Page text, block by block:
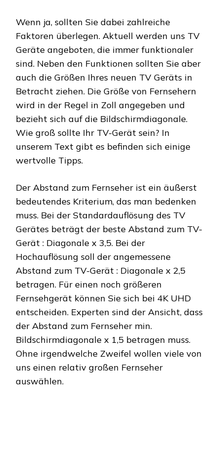
Wenn ja, sollten Sie dabei zahlreiche
Faktoren überlegen. Aktuell werden uns TV
Geräte angeboten, die immer funktionaler
sind. Neben den Funktionen sollten Sie aber
auch die Größen Ihres neuen TV Geräts in
Betracht ziehen. Die Größe von Fernsehern
wird in der Regel in Zoll angegeben und
bezieht sich auf die Bildschirmdiagonale.
Wie groß sollte Ihr TV-Gerät sein? In
unserem Text gibt es befinden sich einige
wertvolle Tipps.
Der Abstand zum Fernseher ist ein äußerst
bedeutendes Kriterium, das man bedenken
muss. Bei der Standardauflösung des TV
Gerätes beträgt der beste Abstand zum TV-
Gerät : Diagonale x 3,5. Bei der
Hochauflösung soll der angemessene
Abstand zum TV-Gerät : Diagonale x 2,5
betragen. Für einen noch größeren
Fernsehgerät können Sie sich bei 4K UHD
entscheiden. Experten sind der Ansicht, dass
der Abstand zum Fernseher min.
Bildschirmdiagonale x 1,5 betragen muss.
Ohne irgendwelche Zweifel wollen viele von
uns einen relativ großen Fernseher
auswählen.